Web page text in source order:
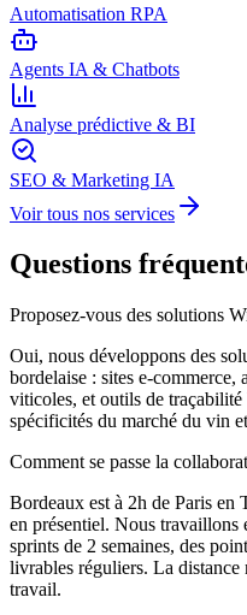
Automatisation RPA
Agents IA & Chatbots
Analyse prédictive & BI
SEO & Marketing IA
Voir tous nos services
Questions
Proposez-vous des solutions
Oui, nous développons des
bordelaise : sites e-
viticoles, et outils de
spécificités du marché du vin
Comment se passe la
Bordeaux est à 2h de Paris
en présentiel. Nous travaillons
sprints de 2 semaines, des
livrables réguliers. La
travail.